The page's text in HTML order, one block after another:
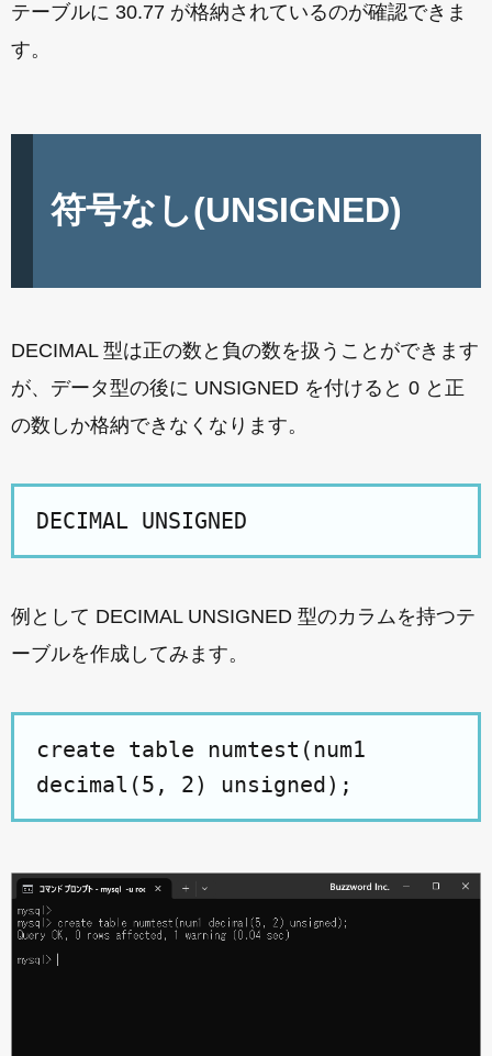
テーブルに 30.77 が格納されているのが確認できま
す。
符号なし(UNSIGNED)
DECIMAL 型は正の数と負の数を扱うことができます
が、データ型の後に UNSIGNED を付けると 0 と正
の数しか格納できなくなります。
DECIMAL UNSIGNED
例として DECIMAL UNSIGNED 型のカラムを持つテ
ーブルを作成してみます。
create table numtest(num1
decimal(5, 2) unsigned);